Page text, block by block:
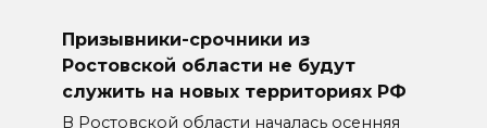
Призывники-срочники из
Ростовской области не будут
служить на новых территориях РФ
В Ростовской области началась осенняя